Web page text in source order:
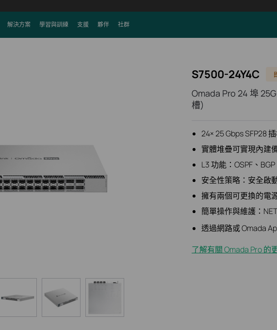
解決方案 學習與訓練 支援 夥伴 社群
S7500-24Y4C
Omada Pro 24 埠
槽)
24× 25 Gbps SFP28
實體堆疊可實現內建
L3 功能：OSPF、
安全性策略：安全啟
擁有兩個可更換的電
簡單操作與維護：
透過網路或 Omada
了解有關 Omada Pro 的